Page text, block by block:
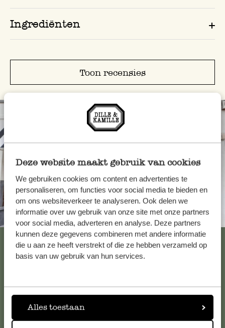
Deze website maakt gebruik van cookies
We gebruiken cookies om content en advertenties te
personaliseren, om functies voor social media te bieden en
om ons websiteverkeer te analyseren. Ook delen we
informatie over uw gebruik van onze site met onze partners
voor social media, adverteren en analyse. Deze partners
kunnen deze gegevens combineren met andere informatie
die u aan ze heeft verstrekt of die ze hebben verzameld op
basis van uw gebruik van hun services.
Alles toestaan
Ingrediënten
Toon recensies
Altijd in de buurt
Bekijk alle 62 winkels
Klantenservice
Voor vragen, tips of hulp kun je contact opnemen met onze
klantenservice. Of bekijk hier het antwoord op de